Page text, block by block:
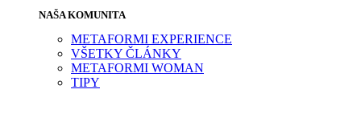
NAŠA KOMUNITA
METAFORMI EXPERIENCE
VŠETKY ČLÁNKY
METAFORMI WOMAN
TIPY